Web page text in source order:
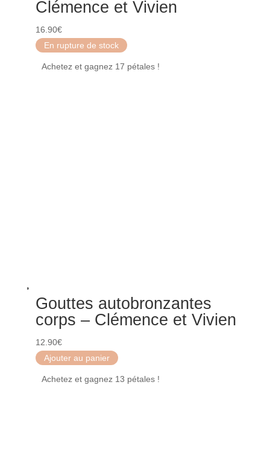
Clémence et Vivien
16.90€
En rupture de stock
Achetez et gagnez 17 pétales !
Gouttes autobronzantes
corps – Clémence et Vivien
12.90€
Ajouter au panier
Achetez et gagnez 13 pétales !